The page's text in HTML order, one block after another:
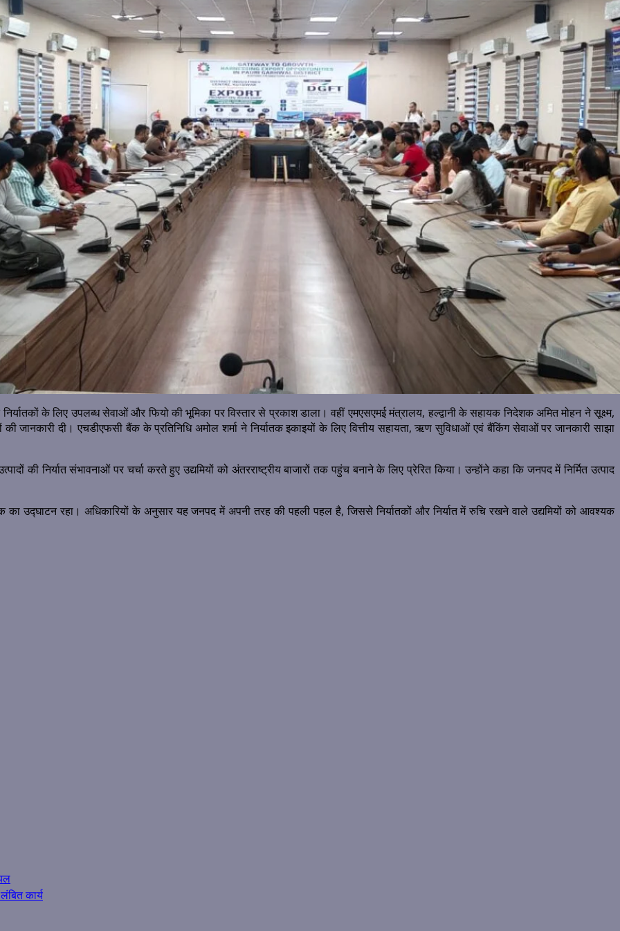
के लिए उपलब्ध सेवाओं और फियो की भूमिका पर विस्तार से प्रकाश डाला। वहीं एमएसएमई मंत्रालय, हल्द्वानी के सहायक निदेशक अमित मोहन ने सूक्ष्म,
जानकारी दी। एचडीएफसी बैंक के प्रतिनिधि अमोल शर्मा ने निर्यातक इकाइयों के लिए वित्तीय सहायता, ऋण सुविधाओं एवं बैंकिंग सेवाओं पर जानकारी साझा
की निर्यात संभावनाओं पर चर्चा करते हुए उद्यमियों को अंतरराष्ट्रीय बाजारों तक पहुंच बनाने के लिए प्रेरित किया। उन्होंने कहा कि जनपद में निर्मित उत्पाद
उद्घाटन रहा। अधिकारियों के अनुसार यह जनपद में अपनी तरह की पहली पहल है, जिससे निर्यातकों और निर्यात में रुचि रखने वाले उद्यमियों को आवश्यक
कार्य